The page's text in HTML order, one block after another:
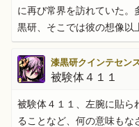
に再び常界を訪れていた。
黒研、そこでは彼の想像以
漆黒研クインテセン
被験体４１１
被験体４１１、左腕に貼ら
ることなど、何の意味もな